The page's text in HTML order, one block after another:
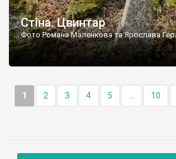
Стіна. Цвинтар
Фото Романа Маленкова та Ярослава
1 2 3 4 5 10